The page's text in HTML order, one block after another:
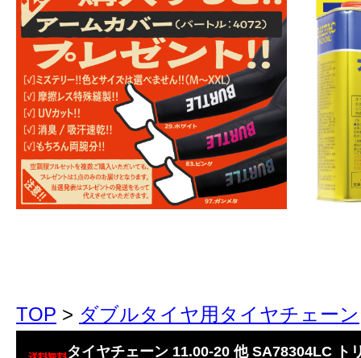
TOP > ダブルタイヤ用タイヤチェーン
タイヤチェーン 11.00-20 他 SA78304LC ト